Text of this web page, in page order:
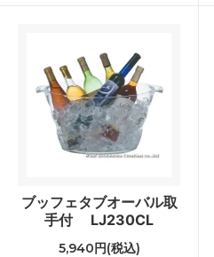
ブッフェタブオーバル取
手付 LJ230CL
5,940円(税込)